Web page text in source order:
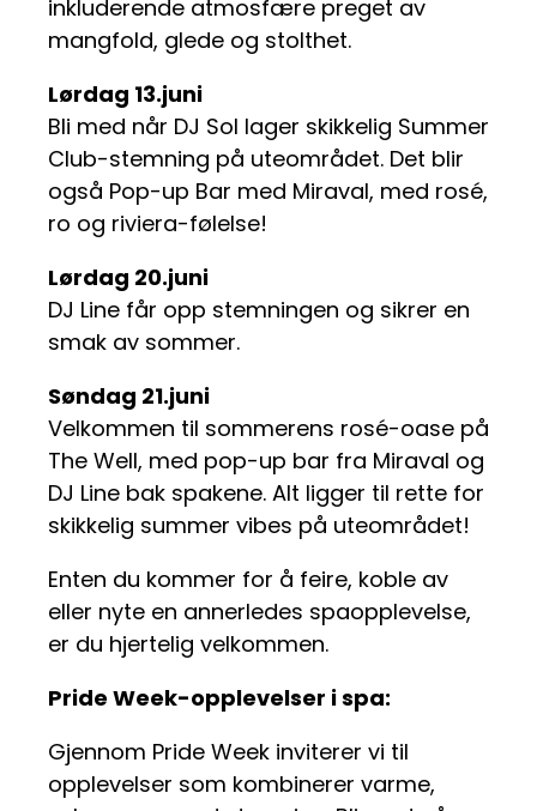
inkluderende atmosfære preget av
mangfold, glede og stolthet.
Lørdag 13.juni
Bli med når DJ Sol lager skikkelig Summer
Club-stemning på uteområdet. Det blir
også Pop-up Bar med Miraval, med rosé,
ro og riviera-følelse!
Lørdag 20.juni
DJ Line får opp stemningen og sikrer en
smak av sommer.
Søndag 21.juni
Velkommen til sommerens rosé-oase på
The Well, med pop-up bar fra Miraval og
DJ Line bak spakene. Alt ligger til rette for
skikkelig summer vibes på uteområdet!
Enten du kommer for å feire, koble av
eller nyte en annerledes spaopplevelse,
er du hjertelig velkommen.
Pride Week-opplevelser i spa:
Gjennom Pride Week inviterer vi til
opplevelser som kombinerer varme,